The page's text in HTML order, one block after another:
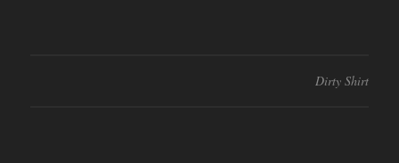
Dirty Shirt